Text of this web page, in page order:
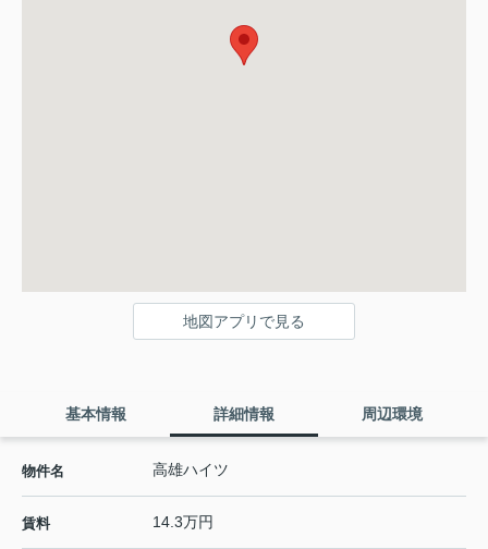
地図アプリで見る
基本情報 詳細情報 周辺環境
物件名 高雄ハイツ
賃料 14.3万円